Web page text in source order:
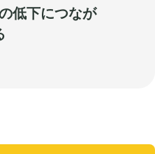
低下につなが